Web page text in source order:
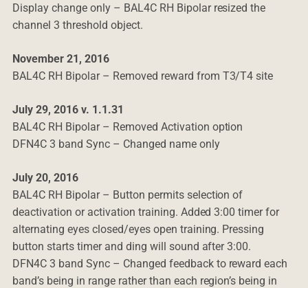
Display change only – BAL4C RH Bipolar resized the
channel 3 threshold object.
November 21, 2016
BAL4C RH Bipolar – Removed reward from T3/T4 site
July 29, 2016 v. 1.1.31
BAL4C RH Bipolar – Removed Activation option
DFN4C 3 band Sync – Changed name only
July 20, 2016
BAL4C RH Bipolar – Button permits selection of
deactivation or activation training. Added 3:00 timer for
alternating eyes closed/eyes open training. Pressing
button starts timer and ding will sound after 3:00.
DFN4C 3 band Sync – Changed feedback to reward each
band’s being in range rather than each region’s being in